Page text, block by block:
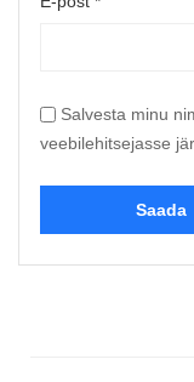
Salvesta minu
veebilehitsejasse